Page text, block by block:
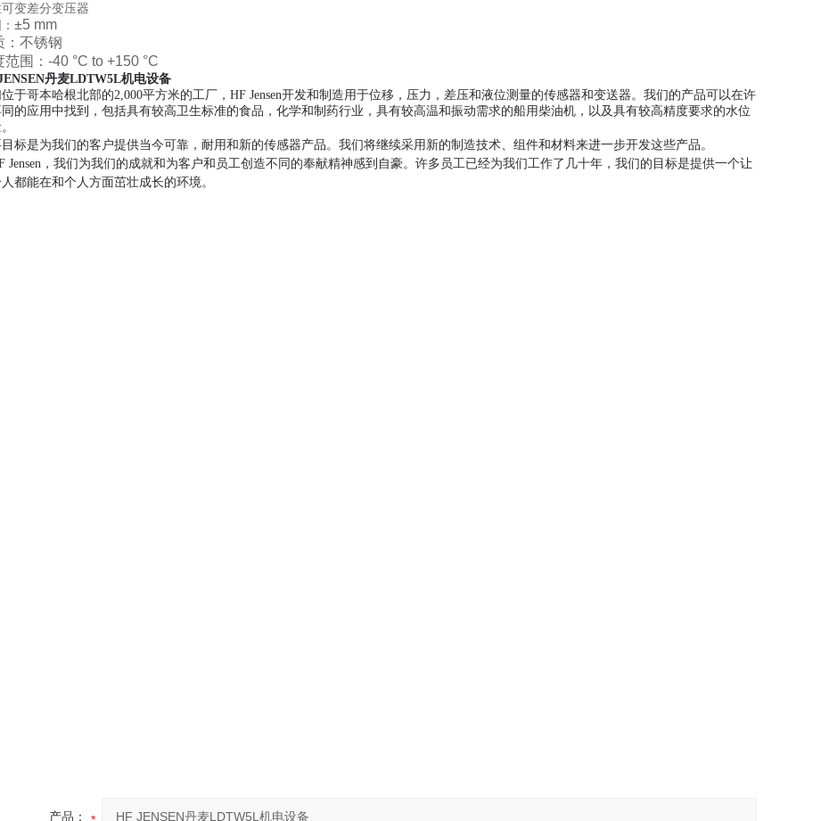
变差分变压器
±5 mm
：不锈钢
范围： -40 °C to +150 °C
丹麦LDTW5L机电设备
于哥本哈根北部的2,000平方米的工厂，HF Jensen开发和制造用于位移，压力，差压和液位测量的传感器和变送器。 我们的产品可以在许
同的应用中找到，包括具有较高卫生标准的食品，化学和制药行业，具有较高温和振动需求的船用柴油机，以及具有较高精度要求的水位
标是为我们的客户提供当今可靠，耐用和新的传感器产品。 我们将继续采用新的制造技术、组件和材料来进一步开发这些产品。
Jensen，我们为我们的成就和为客户和员工创造不同的奉献精神感到自豪。 许多员工已经为我们工作了几十年，我们的目标是提供一个让
都能在和个人方面茁壮成长的环境。
产品：